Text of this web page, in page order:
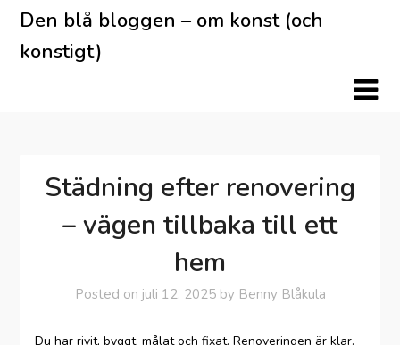
Skip
content
Den blå bloggen – om konst (och
konstigt)
Städning efter renovering
– vägen tillbaka till ett
hem
Posted on juli 12, 2025by Benny Blåkula
Du har rivit, byggt, målat och fixat. Renoveringen är klar.